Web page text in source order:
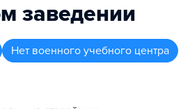
заведении
Нет военного учебного центра